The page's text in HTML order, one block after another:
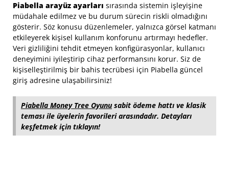
Piabella arayüz ayarları sırasında sistemin işleyişine
müdahale edilmez ve bu durum sürecin riskli olmadığını
gösterir. Söz konusu düzenlemeler, yalnızca görsel katmanı
etkileyerek kişisel kullanım konforunu artırmayı hedefler.
Veri gizliliğini tehdit etmeyen konfigürasyonlar, kullanıcı
deneyimini iyileştirip cihaz performansını korur. Siz de
kişiselleştirilmiş bir bahis tecrübesi için Piabella güncel
giriş adresine ulaşabilirsiniz!
Piabella Money Tree Oyunusabit ödeme hattı ve klasik
teması ile üyelerin favorileri arasındadır. Detayları
keşfetmek için tıklayın!